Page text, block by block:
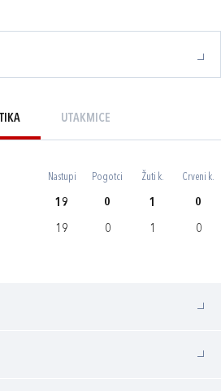
UTAKMICE
Nastupi Pogotci Žuti k. Crveni k.
19 0 1 0
19 0 1 0